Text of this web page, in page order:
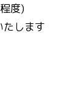
度)
します